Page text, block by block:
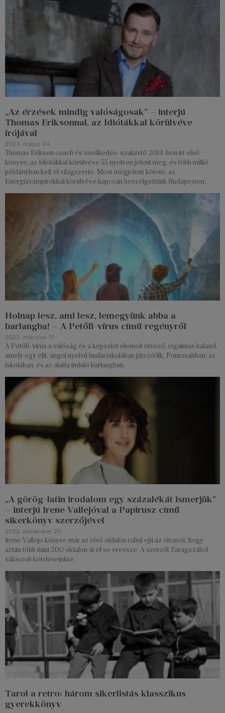
„Az érzések mindig valóságosak” – interjú
Thomas Eriksonnal, az Idiótákkal körülvéve
írójával
2023. május 24.
Thomas Erikson coach és viselkedés-szakértő 2014-ben írt első
könyve, az Idiótákkal körülvéve 55 nyelven jelent meg, és több millió
példányban kelt el világszerte. Most megjelent kötete, az
Energiavámpírokkal körülvéve kapcsán beszélgettünk Budapesten.
Holnap lesz, ami lesz, lemegyünk abba a
barlangba! – A Petőfi-vírus című regényről
2023. március 17.
A Petőfi-vírus a valóság és a képzelet elemeit ötvöző, izgalmas kaland,
amely egy elit, angol nyelvű budai iskolában játszódik. Pontosabban: az
iskolában, és az alatta induló barlangban.
„A görög-latin irodalom egy százalékát ismerjük”
– interjú Irene Vallejóval a Papirusz című
sikerkönyv szerzőjével
2022. december 20.
Irene Vallejo könyve már az első oldalon rabul ejti az olvasót, hogy
aztán több mint 500 oldalon át el se eressze. A szerzőt Zaragozából
válaszolt kérdéseinkre.
Tarol a retro: három sikerlistás klasszikus
gyerekkönyv